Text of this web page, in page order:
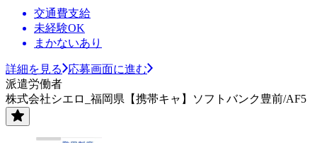
交通費支給
未経験OK
まかないあり
詳細を見る
応募画面に進む
派遣労働者
株式会社シエロ_福岡県【携帯キャ】ソフトバンク豊前/AF5